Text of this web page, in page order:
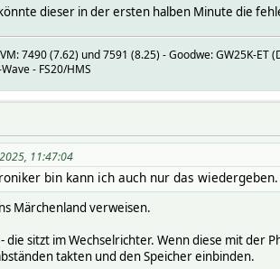
dieser in der ersten halben Minute die
7490 (7.62) und 7591 (8.25) - Goodwe: GW25K-ET
- FS20/HMS
11:47:04
bin kann ich auch nur das wiedergeben.
Märchenland verweisen.
die sitzt im Wechselrichter. Wenn diese mit
takten und den Speicher einbinden.